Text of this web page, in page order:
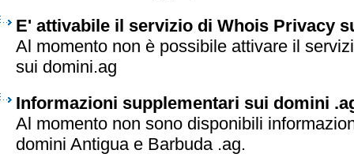
E' attivabile il servizio di Whois Privacy
Al momento non è possibile attivare il
sui domini.ag
Informazioni supplementari sui domini
Al momento non sono disponibili
domini Antigua e Barbuda .ag.